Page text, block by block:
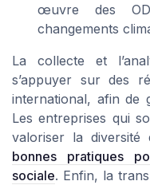
œuvre des
changements
La collecte et
s’appuyer sur des
international, afin de
Les entreprises qui
valoriser la diversité
bonnes pratiques
sociale. Enfin, la